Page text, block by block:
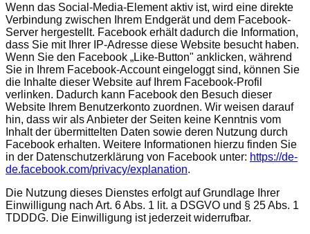
Wenn das Social-Media-Element aktiv ist, wird eine direkte
Verbindung zwischen Ihrem Endgerät und dem Facebook-
Server hergestellt. Facebook erhält dadurch die Information,
dass Sie mit Ihrer IP-Adresse diese Website besucht haben.
Wenn Sie den Facebook „Like-Button" anklicken, während
Sie in Ihrem Facebook-Account eingeloggt sind, können Sie
die Inhalte dieser Website auf Ihrem Facebook-Profil
verlinken. Dadurch kann Facebook den Besuch dieser
Website Ihrem Benutzerkonto zuordnen. Wir weisen darauf
hin, dass wir als Anbieter der Seiten keine Kenntnis vom
Inhalt der übermittelten Daten sowie deren Nutzung durch
Facebook erhalten. Weitere Informationen hierzu finden Sie
in der Datenschutzerklärung von Facebook unter: https://de-
de.facebook.com/privacy/explanation.
Die Nutzung dieses Dienstes erfolgt auf Grundlage Ihrer
Einwilligung nach Art. 6 Abs. 1 lit. a DSGVO und § 25 Abs. 1
TDDDG. Die Einwilligung ist jederzeit widerrufbar.